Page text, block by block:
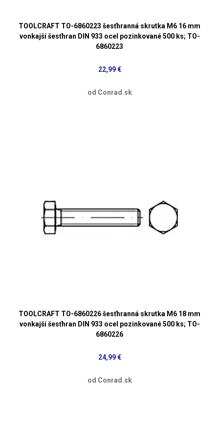
TOOLCRAFT TO-6860223 šesťhranná skrutka M6 16 mm
vonkajší šesťhran DIN 933 ocel pozinkované 500 ks; TO-
6860223
22,99 €
od Conrad.sk
TOOLCRAFT TO-6860226 šesťhranná skrutka M6 18 mm
vonkajší šesťhran DIN 933 ocel pozinkované 500 ks; TO-
6860226
24,99 €
od Conrad.sk